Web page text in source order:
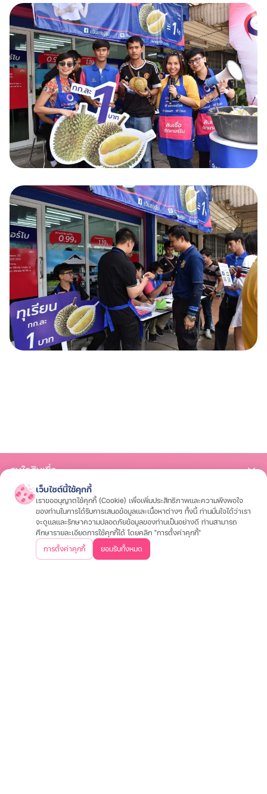
สนใจสินเชื่อ
สินเชื่อรถมอเตอร์ไซค์สินเชื่อรถยนต์
สนใจประกัน
ประกันรถมอเตอร์ไซค์ประกันรถยนต์ประกันสุขภาพและโรคร้ายแรง
เกี่ยวกับเรา
วิสัยทัศน์และพันธกิจบริษัทฯ และวัฒนธรรมองค์กร
เว็บไซต์นี้ใช้คุกกี้
เราขออนุญาตใช้คุกกี้ (Cookie) เพื่อเพิ่มประสิทธิภาพและความพึงพอใจ
ของท่านในการได้รับการเสนอข้อมูลและเนื้อหาต่างๆ ทั้งนี้ ท่านมั่นใจได้ว่าเรา
จะดูแลและรักษาความปลอดภัยข้อมูลของท่านเป็นอย่างดี ท่านสามารถ
ศึกษารายละเอียดการใช้คุกกี้ได้ โดยคลิก "การตั้งค่าคุกกี้"
การตั้งค่าคุกกี้
ยอมรับทั้งหมด